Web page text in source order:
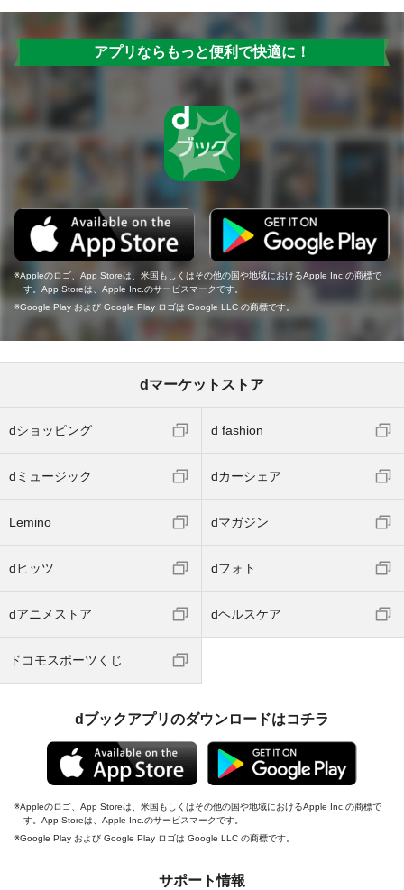
アプリならもっと便利で快適に！
Appleのロゴ、App Storeは、米国もしくはその他の国や地域におけるApple Inc.の商標で
す。App Storeは、Apple Inc.のサービスマークです。
Google Play および Google Play ロゴは Google LLC の商標です。
dマーケットストア
dショッピング d fashion
dミュージック dカーシェア
Lemino dマガジン
dヒッツ dフォト
dアニメストア dヘルスケア
ドコモスポーツくじ
dブックアプリのダウンロードはコチラ
Appleのロゴ、App Storeは、米国もしくはその他の国や地域におけるApple Inc.の商標で
す。App Storeは、Apple Inc.のサービスマークです。
Google Play および Google Play ロゴは Google LLC の商標です。
サポート情報